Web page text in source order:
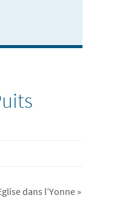
dans l’Yonne »